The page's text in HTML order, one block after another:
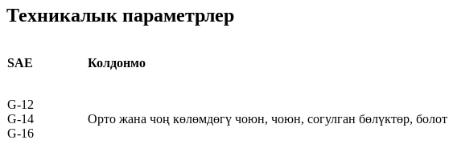
Техникалык параметрлер
SAE Колдонмо
G-12
G-14
G-16
Орто жана чоң көлөмдөгү чоюн, чоюн, согулган бөлүктөр,